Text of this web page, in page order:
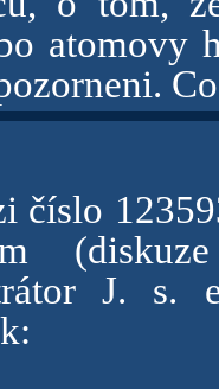
atomovy
číslo
J. s.